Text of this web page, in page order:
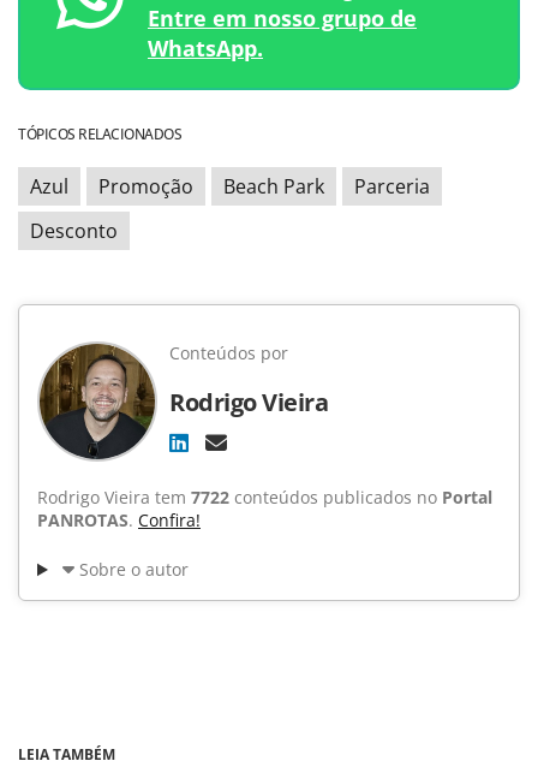
Entre em nosso grupo de
WhatsApp.
TÓPICOS RELACIONADOS
Azul Promoção Beach Park
Parceria
Desconto
Conteúdos por
Rodrigo Vieira
Rodrigo Vieira tem 7722 conteúdos publicados no Portal
PANROTAS. Confira!
Sobre o autor
LEIA TAMBÉM